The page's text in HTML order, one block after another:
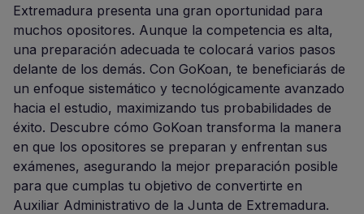
Extremadura presenta una gran oportunidad para
muchos opositores. Aunque la competencia es alta,
una preparación adecuada te colocará varios pasos
delante de los demás. Con GoKoan, te beneficiarás de
un enfoque sistemático y tecnológicamente avanzado
hacia el estudio, maximizando tus probabilidades de
éxito. Descubre cómo GoKoan transforma la manera
en que los opositores se preparan y enfrentan sus
exámenes, asegurando la mejor preparación posible
para que cumplas tu objetivo de convertirte en
Auxiliar Administrativo de la Junta de Extremadura.